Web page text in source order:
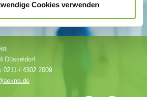
Cookies verwenden
Düsseldorf
0211 / 4302 2009